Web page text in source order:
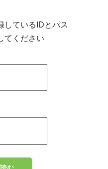
しているIDとパス
てください